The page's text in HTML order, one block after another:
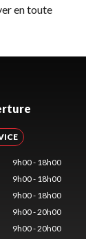
en toute
9h00 - 18h00
9h00 - 18h00
9h00 - 18h00
9h00 - 20h00
9h00 - 20h00